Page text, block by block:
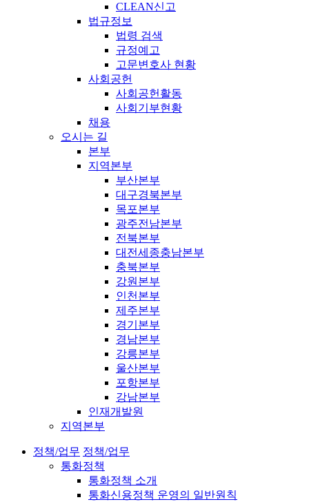
CLEAN신고
법규정보
법령 검색
규정예고
고문변호사 현황
사회공헌
사회공헌활동
사회기부현황
채용
오시는 길
본부
지역본부
부산본부
대구경북본부
목포본부
광주전남본부
전북본부
대전세종충남본부
충북본부
강원본부
인천본부
제주본부
경기본부
경남본부
강릉본부
울산본부
포항본부
강남본부
인재개발원
지역본부
정책/업무 정책/업무
통화정책
통화정책 소개
통화신용정책 운영의 일반원칙